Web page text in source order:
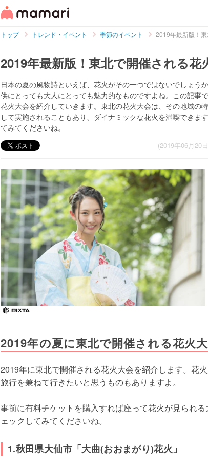
トップ トレンド・イベント 季節のイベント 2019年最新版！
2019年最新版！東北で開催される花
日本の夏の風物詩といえば、花火がその一つではないでしょう
供にとっても大人にとっても魅力的なものですよね。この記事
花火大会を紹介していきます。東北の花火大会は、その地域の
して実施されることもあり、ダイナミックな花火を満喫できま
てみてくださいね。
(2019年06月20
2019年の夏に東北で開催される花火
2019年に東北で開催される花火大会を紹介します。花
旅行を兼ねて行きたいと思うものもありますよ。
事前に有料チケットを購入すれば座って花火が見られ
ェックしてみてくださいね。
1.秋田県大仙市「大曲(おおまがり)花火」